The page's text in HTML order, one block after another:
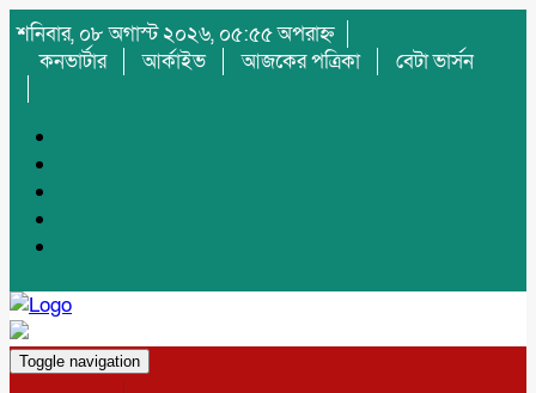
শনিবার, ০৮ অগাস্ট ২০২৬, ০৫:৫৫ অপরাহ্ন
কনভার্টার
আর্কাইভ আজকের পত্রিকা বেটা ভার্সন
Toggle navigation